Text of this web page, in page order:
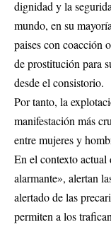
dignidad y la
mundo, en su
paises con coacción
de prostitución para
desde el consistorio.
Por tanto, la
manifestación más
entre mujeres y
En el contexto actual
alarmante», alertan
alertado de las
permiten a los